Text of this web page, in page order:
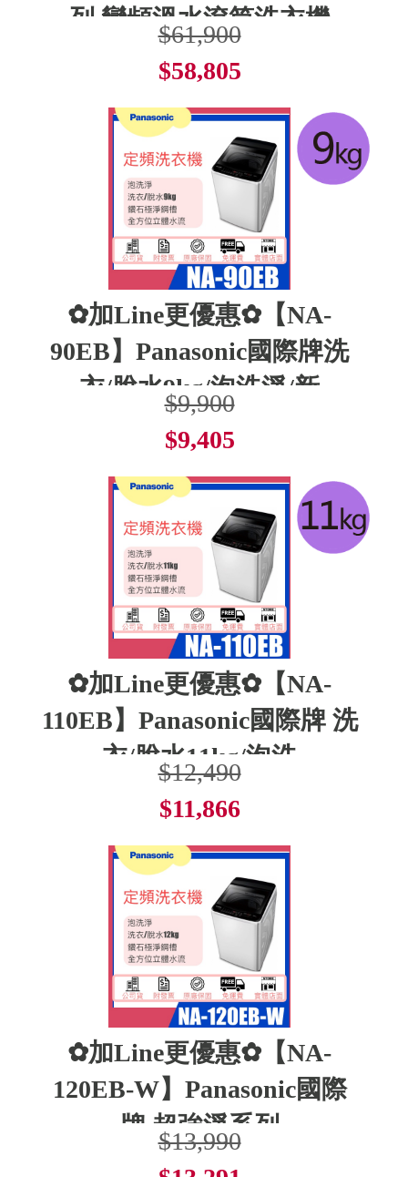
了解更多
列 變頻溫水滾筒洗衣機
$61,900
$58,805
了解更多
✿加Line更優惠✿【NA-
90EB】Panasonic國際牌洗
衣/脫水9kg/泡洗淨/新
$9,900
$9,405
了解更多
✿加Line更優惠✿【NA-
110EB】Panasonic國際牌 洗
衣/脫水11kg/泡洗
$12,490
$11,866
✿加Line更優惠✿【NA-
120EB-W】Panasonic國際
牌 超強淨系列
$13,990